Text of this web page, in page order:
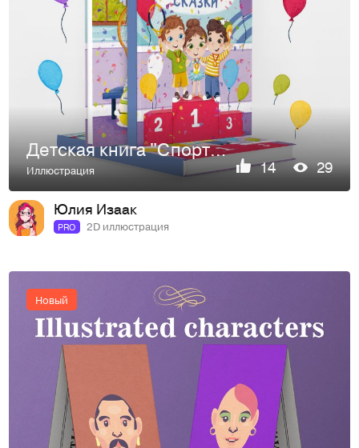
Детская книга "Спортивные сказки"
Иллюстрация 14 29
Юлия Изаак
PRO 2D иллюстрация
Новый